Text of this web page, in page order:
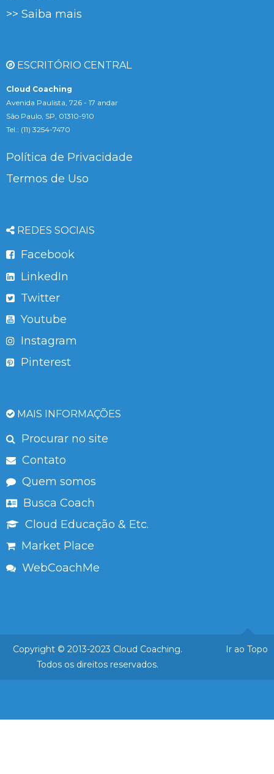
>> Saiba mais
ESCRITÓRIO CENTRAL
Cloud Coaching
Avenida Paulista, 726 - 17 andar
São Paulo, SP, 01310-910
Tel.: (11) 3254-7470
Política de Privacidade
Termos de Uso
REDES SOCIAIS
Facebook
LinkedIn
Twitter
Youtube
Instagram
Pinterest
MAIS INFORMAÇÕES
Procurar no site
Contato
Quem somos
Busca Coach
Cloud Educação & Etc.
Market Place
WebCoachMe
Ir ao Topo
Copyright © 2013-2023 Cloud Coaching.
Todos os direitos reservados.